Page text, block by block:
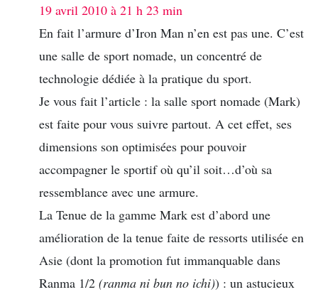
19 avril 2010 à 21 h 23 min
En fait l’armure d’Iron Man n’en est pas une. C’est
une salle de sport nomade, un concentré de
technologie dédiée à la pratique du sport.
Je vous fait l’article : la salle sport nomade (Mark)
est faite pour vous suivre partout. A cet effet, ses
dimensions son optimisées pour pouvoir
accompagner le sportif où qu’il soit…d’où sa
ressemblance avec une armure.
La Tenue de la gamme Mark est d’abord une
amélioration de la tenue faite de ressorts utilisée en
Asie (dont la promotion fut immanquable dans
Ranma 1/2 (ranma ni bun no ichi)) : un astucieux